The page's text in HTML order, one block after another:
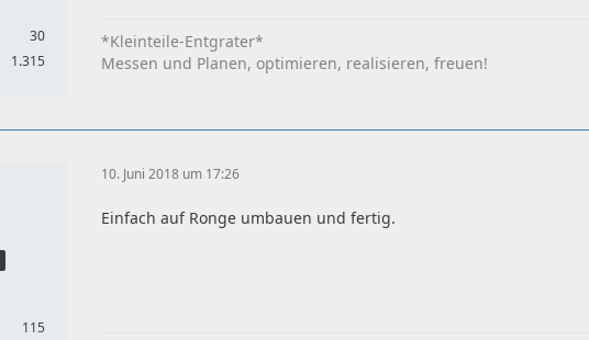
30
1.315
*Kleinteile-Entgrater*
Messen und Planen, optimieren, realisieren, freuen!
115
10. Juni 2018 um 17:26
Einfach auf Ronge umbauen und fertig.